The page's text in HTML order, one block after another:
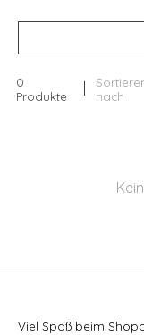
0
Produkte
nach
Viel Spaß beim